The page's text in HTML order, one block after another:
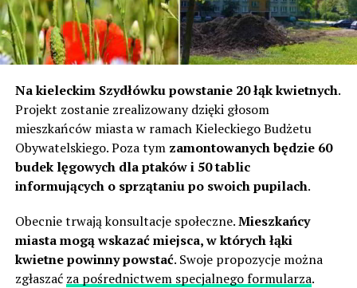
Na kieleckim Szydłówku powstanie 20 łąk kwietnych.
Projekt zostanie zrealizowany dzięki głosom
mieszkańców miasta w ramach Kieleckiego Budżetu
Obywatelskiego. Poza tym zamontowanych będzie 60
budek lęgowych dla ptaków i 50 tablic
informujących o sprzątaniu po swoich pupilach.
Obecnie trwają konsultacje społeczne.Mieszkańcy
miasta mogą wskazać miejsca, w których łąki
kwietne powinny powstać. Swoje propozycje można
zgłaszać za pośrednictwem specjalnego formularza.